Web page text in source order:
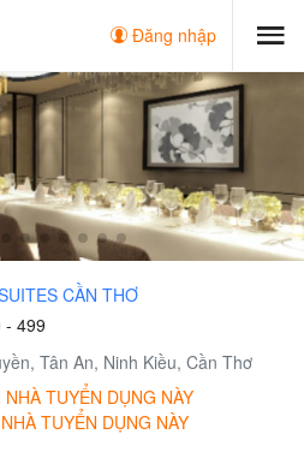
Đăng nhập
CẦN THƠ
- 499
Tân An, Ninh Kiều, Cần Thơ
TUYỂN DỤNG NÀY
TUYỂN DỤNG NÀY